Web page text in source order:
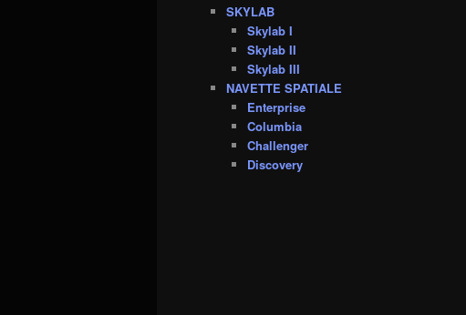
SKYLAB
Skylab I
Skylab II
Skylab III
NAVETTE SPATIALE
Enterprise
Columbia
Challenger
Discovery